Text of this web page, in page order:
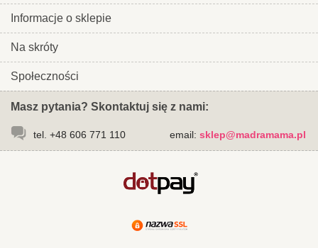
Informacje o sklepie
Na skróty
Społeczności
Masz pytania? Skontaktuj się z nami:
tel. +48 606 771 110 email: sklep@madramama.pl